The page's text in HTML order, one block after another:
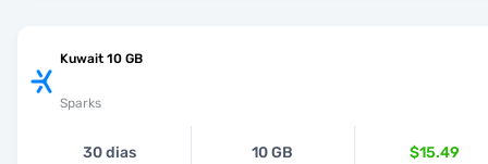
Kuwait 10 GB
Sparks
30 dias 10 GB $15.49